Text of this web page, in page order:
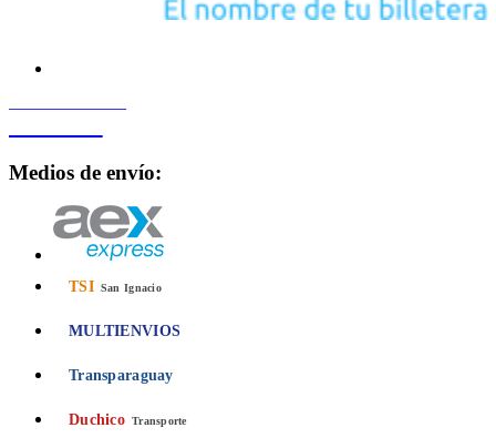
Medios de envío:
TSI San Ignacio
MULTIENVIOS
Transparaguay
Duchico Transporte